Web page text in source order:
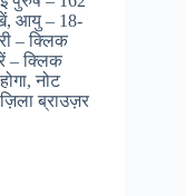
आयु – 18-
– क्लिक
– क्लिक
नोट
ब्राउज़र